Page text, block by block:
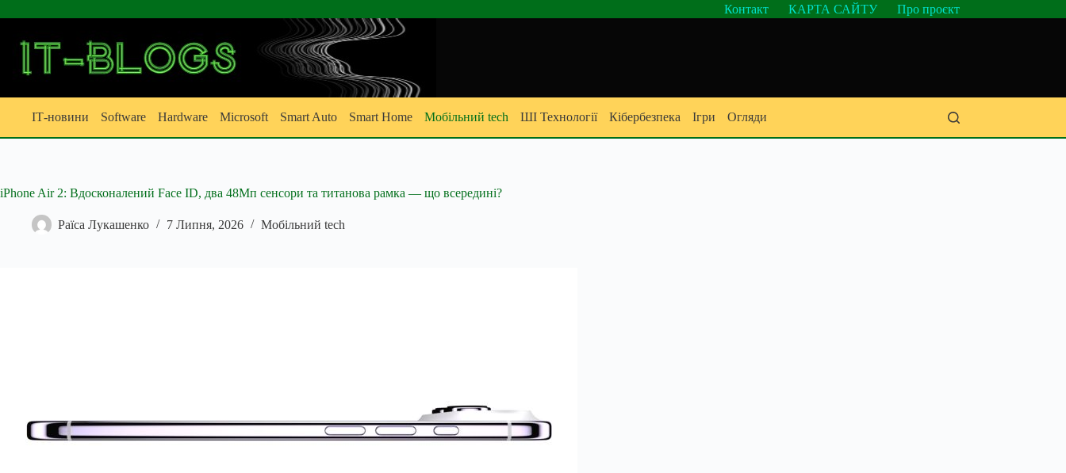
до
Контакт КАРТА САЙТУ Про проєкт
ІТ-новини Software Hardware Microsoft Smart Auto Smart Home Мобільний tech ШІ Технології Кібербезпека Ігри Огляди
iPhone Air 2: Вдосконалений Face ID, два 48Мп сенсори та титанова рамка — що всередині?
Раїса Лукашенко 7 Липня, 2026 Мобільний tech